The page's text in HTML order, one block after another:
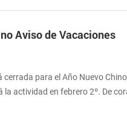
Aviso de Vacaciones
para el Año Nuevo
la actividad en febrero 2º. De
cosas favoritas !